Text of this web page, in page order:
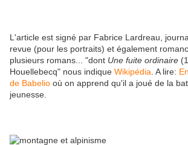
L'article est signé par Fabrice Lardreau,
revue (pour les portraits) et également
plusieurs romans... "dont Une fuite ordinaire
Houellebecq" nous indique Wikipédia . A lire:
de Babelio où on apprend qu'il a joué de la
jeunesse.